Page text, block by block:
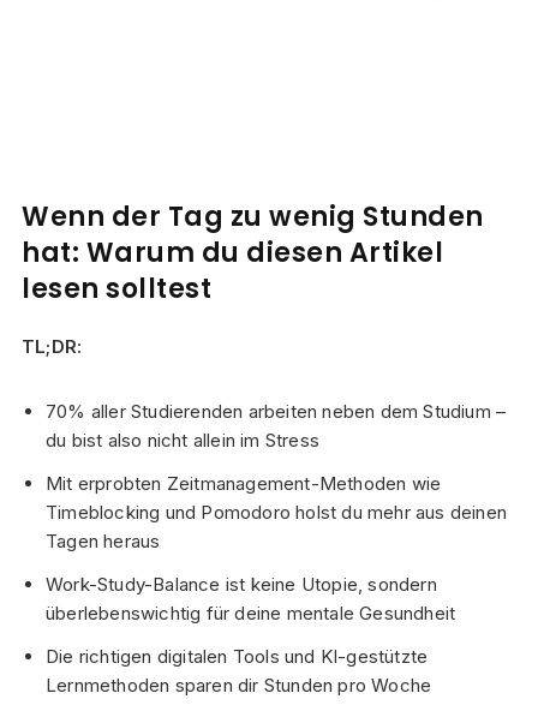
Wenn der Tag zu wenig Stunden
hat: Warum du diesen Artikel
lesen solltest
TL;DR:
70% aller Studierenden arbeiten neben dem Studium –
du bist also nicht allein im Stress
Mit erprobten Zeitmanagement-Methoden wie
Timeblocking und Pomodoro holst du mehr aus deinen
Tagen heraus
Work-Study-Balance ist keine Utopie, sondern
überlebenswichtig für deine mentale Gesundheit
Die richtigen digitalen Tools und KI-gestützte
Lernmethoden sparen dir Stunden pro Woche